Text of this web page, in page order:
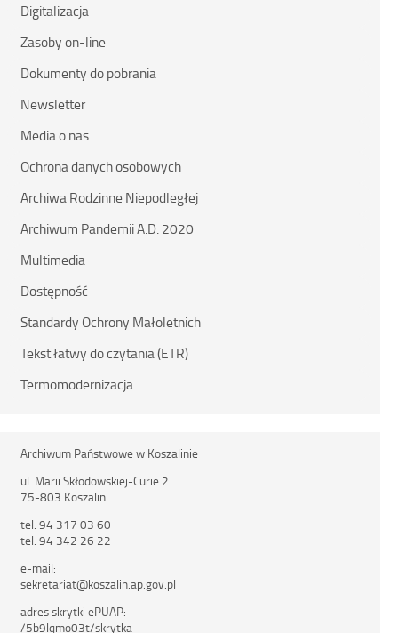
Digitalizacja
Zasoby on-line
Dokumenty do pobrania
Newsletter
Media o nas
Ochrona danych osobowych
Archiwa Rodzinne Niepodległej
Archiwum Pandemii A.D. 2020
Multimedia
Dostępność
Standardy Ochrony Małoletnich
Tekst łatwy do czytania (ETR)
Termomodernizacja
Archiwum Państwowe w Koszalinie
ul. Marii Skłodowskiej-Curie 2
75-803 Koszalin
tel. 94 317 03 60
tel. 94 342 26 22
e-mail:
sekretariat@koszalin.ap.gov.pl
adres skrytki ePUAP:
/5b9lqmo03t/skrytka